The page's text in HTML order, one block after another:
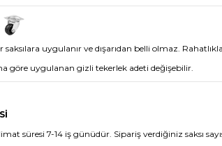
uygulanır ve dışarıdan belli olmaz.
göre uygulanan gizli tekerlek adeti değişebilir.
süresi 7-14 iş günüdür. Sipariş verdiğiniz saksı